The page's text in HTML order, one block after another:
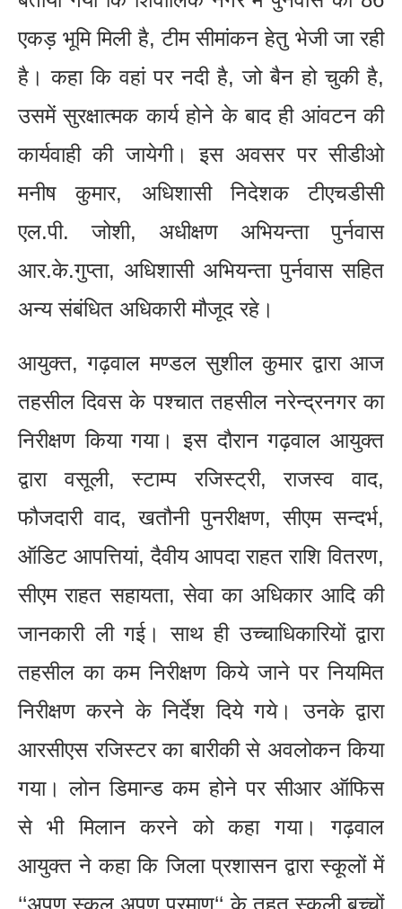
एकड़ भूमि मिली है, टीम सीमांकन हेतु भेजी जा रही
है। कहा कि वहां पर नदी है, जो बैन हो चुकी है,
उसमें सुरक्षात्मक कार्य होने के बाद ही आंवटन की
कार्यवाही की जायेगी। इस अवसर पर सीडीओ
मनीष कुमार, अधिशासी निदेशक टीएचडीसी
एल.पी. जोशी, अधीक्षण अभियन्ता पुर्नवास
आर.के.गुप्ता, अधिशासी अभियन्ता पुर्नवास सहित
अन्य संबंधित अधिकारी मौजूद रहे।
आयुक्त, गढ़वाल मण्डल सुशील कुमार द्वारा आज
तहसील दिवस के पश्चात तहसील नरेन्द्रनगर का
निरीक्षण किया गया। इस दौरान गढ़वाल आयुक्त
द्वारा वसूली, स्टाम्प रजिस्ट्री, राजस्व वाद,
फौजदारी वाद, खतौनी पुनरीक्षण, सीएम सन्दर्भ,
ऑडिट आपत्तियां, दैवीय आपदा राहत राशि वितरण,
सीएम राहत सहायता, सेवा का अधिकार आदि की
जानकारी ली गई। साथ ही उच्चाधिकारियों द्वारा
तहसील का कम निरीक्षण किये जाने पर नियमित
निरीक्षण करने के निर्देश दिये गये। उनके द्वारा
आरसीएस रजिस्टर का बारीकी से अवलोकन किया
गया। लोन डिमान्ड कम होने पर सीआर ऑफिस
से भी मिलान करने को कहा गया। गढ़वाल
आयुक्त ने कहा कि जिला प्रशासन द्वारा स्कूलों में
‘‘अपणु स्कूल अपणु प्रमाण‘‘ के तहत स्कूली बच्चों